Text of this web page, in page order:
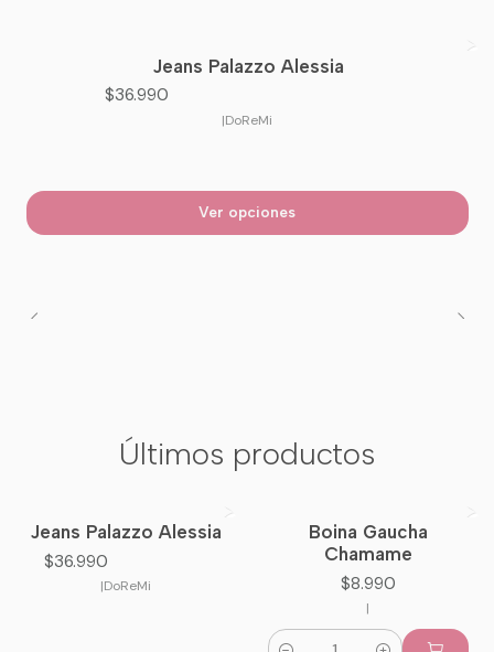
Jeans Palazzo Alessia
$36.990
|DoReMi
Ver opciones
Últimos productos
Nuevo
Jeans Palazzo Alessia
$36.990
|DoReMi
NuevoBoina Gaucha
Chamame
$8.990
|